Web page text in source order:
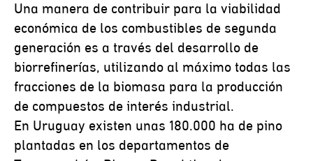
Una manera de contribuir para la viabilidad
económica de los combustibles de segunda
generación es a través del desarrollo de
biorrefinerías, utilizando al máximo todas las
fracciones de la biomasa para la producción
de compuestos de interés industrial.
En Uruguay existen unas 180.000 ha de pino
plantadas en los departamentos de